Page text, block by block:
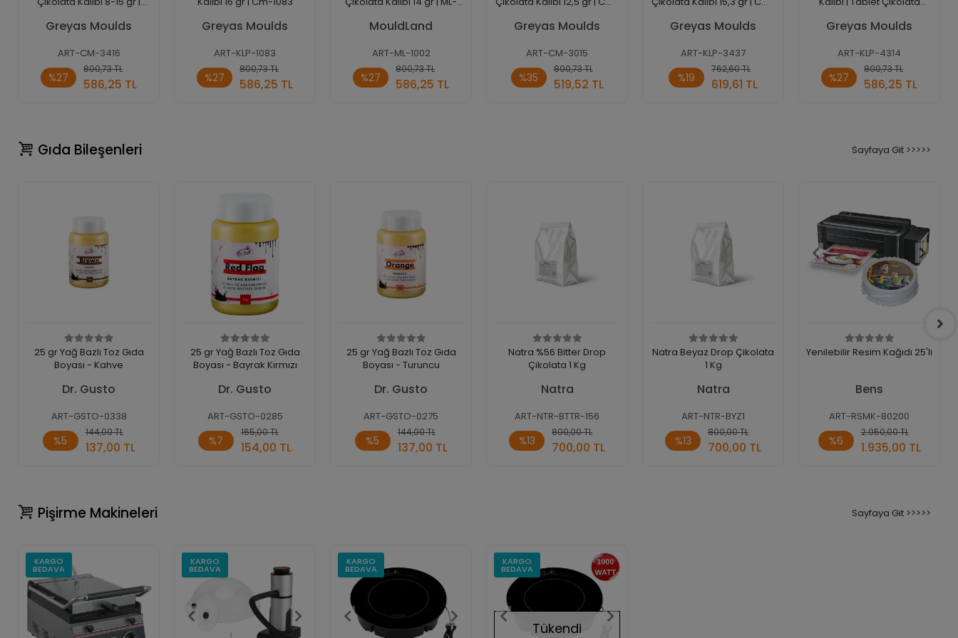
Greyas Moulds
ART-CM-3416
%27
800,73 TL
586,25 TL
Sepete
Greyas Moulds
ART-KLP-1083
%27
800,73 TL
586,25 TL
Sepete
MouldLand
ART-ML-1002
%27
800,73 TL
586,25 TL
Sepete
Greyas Moulds
ART-CM-3015
%35
800,73 TL
519,52 TL
Sepete
Greyas Moulds
ART-KLP-3437
%19
762,60 TL
619,61 TL
Sepete
Greyas Moulds
ART-KLP-4314
%27
800,73 TL
586,25 TL
Sepete
Gıda Bileşenleri Sayfaya Git >>>>>
25 gr Yağ Bazlı Toz Gıda
Boyası - Kahve
Dr. Gusto
ART-GSTO-0338
%5
144,00 TL
137,00 TL
Sepete
25 gr Yağ Bazlı Toz Gıda
Boyası - Bayrak Kırmızı
Dr. Gusto
ART-GSTO-0285
%7
165,00 TL
154,00 TL
Sepete
25 gr Yağ Bazlı Toz Gıda
Boyası - Turuncu
Dr. Gusto
ART-GSTO-0275
%5
144,00 TL
137,00 TL
Sepete
Natra %56 Bitter Drop
Çikolata 1 Kg
Natra
ART-NTR-BTTR-156
%13
800,00 TL
700,00 TL
Sepete
Natra Beyaz Drop Çikolata
1 Kg
Natra
ART-NTR-BYZ1
%13
800,00 TL
700,00 TL
Sepete
Yenilebilir Resim Kağıdı 25'li
Bens
ART-RSMK-80200
%6
2.050,00 TL
1.935,00 TL
Sepete
Pişirme Makineleri Sayfaya Git >>>>>
KARGO
BEDAVA
KARGO
BEDAVA
KARGO
BEDAVA
KARGO
BEDAVA
Tükendi